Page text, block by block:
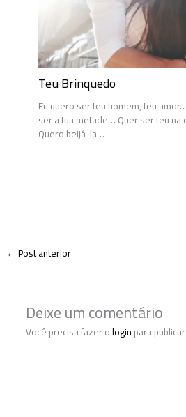
Teu Brinquedo
Eu quero ser teu homem, teu
ser a tua metade… Quer ser teu
Quero beijá-la…
←Post anterior
Deixe um comentário
Você precisa fazer ologinpara